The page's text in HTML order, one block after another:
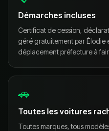
Démarches incluses
Certificat de cession,
géré gratuitement par Élodie
déplacement préfecture à
🚗
Toutes les voitures
Toutes marques, tous